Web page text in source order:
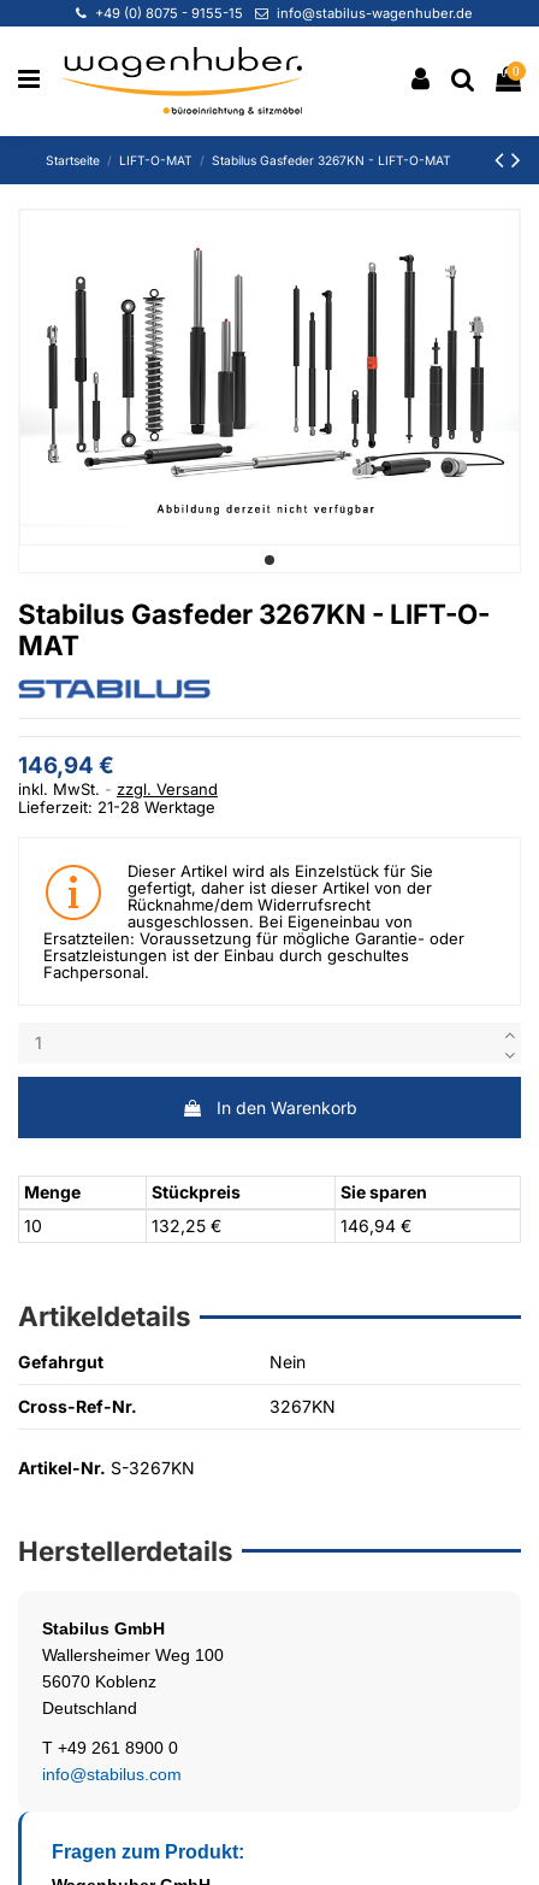
+49 (0) 8075 - 9155-15 info@stabilus-wagenhuber.de
0
Startseite LIFT-O-MAT Stabilus Gasfeder 3267KN - LIFT-O-MAT
Stabilus Gasfeder 3267KN - LIFT-O-
MAT
146,94 €
inkl. MwSt.
zzgl. Versand
Lieferzeit: 21-28 Werktage
Dieser Artikel wird als Einzelstück für Sie
gefertigt, daher ist dieser Artikel von der
Rücknahme/dem Widerrufsrecht
ausgeschlossen. Bei Eigeneinbau von
Ersatzteilen: Voraussetzung für mögliche Garantie- oder
Ersatzleistungen ist der Einbau durch geschultes
Fachpersonal.
In den Warenkorb
Menge Stückpreis
Sie sparen
10
132,25 € 146,94 €
Artikeldetails
Gefahrgut Nein
Cross-Ref-Nr. 3267KN
Artikel-Nr. S-3267KN
Herstellerdetails
Stabilus GmbH
Wallersheimer Weg 100
56070 Koblenz
Deutschland
T +49 261 8900 0
info@stabilus.com
Fragen zum Produkt: